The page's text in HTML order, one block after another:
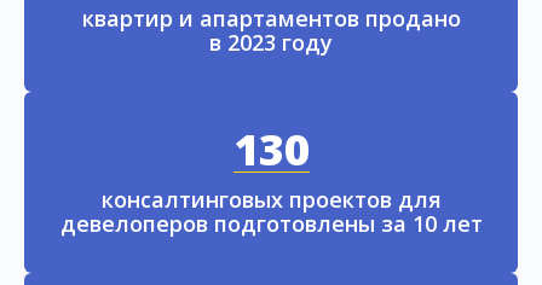
квартир и апартаментов продано
в 2023 году
130
консалтинговых проектов для
девелоперов подготовлены за 10 лет